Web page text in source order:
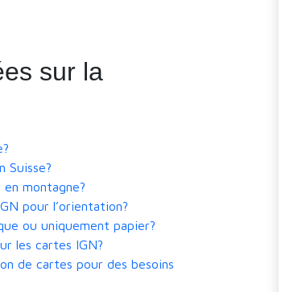
sur la
Suisse?
montagne?
pour l’orientation?
ou uniquement papier?
les cartes IGN?
de cartes pour des besoins